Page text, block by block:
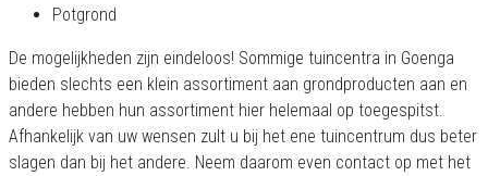
Potgrond
De mogelijkheden zijn eindeloos! Sommige tuincentra in Goenga
bieden slechts een klein assortiment aan grondproducten aan en
andere hebben hun assortiment hier helemaal op toegespitst.
Afhankelijk van uw wensen zult u bij het ene tuincentrum dus beter
slagen dan bij het andere. Neem daarom even contact op met het